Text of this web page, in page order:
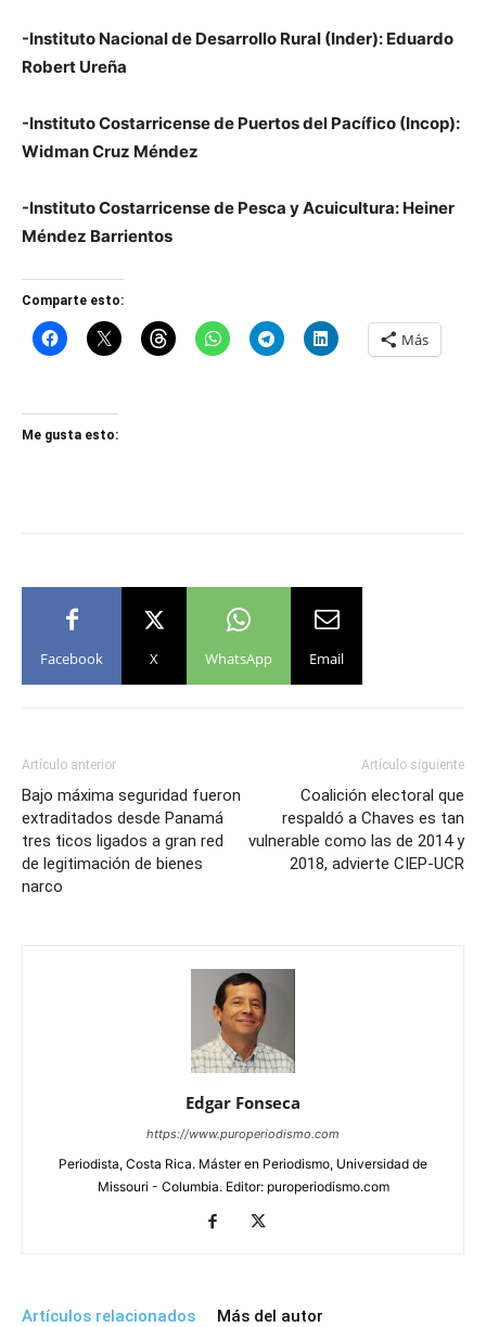
-Instituto Nacional de Desarrollo Rural (Inder): Eduardo
Robert Ureña
-Instituto Costarricense de Puertos del Pacífico (Incop):
Widman Cruz Méndez
-Instituto Costarricense de Pesca y Acuicultura: Heiner
Méndez Barrientos
Comparte esto:
Más
Me gusta esto:
Facebook X WhatsApp Email
Artículo anterior
Bajo máxima seguridad fueron
extraditados desde Panamá
tres ticos ligados a gran red
de legitimación de bienes
narco
Artículo siguiente
Coalición electoral que
respaldó a Chaves es tan
vulnerable como las de 2014 y
2018, advierte CIEP-UCR
Edgar Fonseca
https://www.puroperiodismo.com
Periodista, Costa Rica. Máster en Periodismo, Universidad de
Missouri - Columbia. Editor: puroperiodismo.com
Artículos relacionados Más del autor